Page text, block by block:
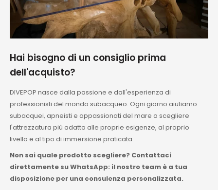
Hai bisogno di un consiglio prima
dell'acquisto?
DIVEPOP nasce dalla passione e dall'esperienza di
professionisti del mondo subacqueo. Ogni giorno aiutiamo
subacquei, apneisti e appassionati del mare a scegliere
l'attrezzatura più adatta alle proprie esigenze, al proprio
livello e al tipo di immersione praticata.
Non sai quale prodotto scegliere? Contattaci
direttamente su WhatsApp: il nostro team è a tua
disposizione per una consulenza personalizzata.